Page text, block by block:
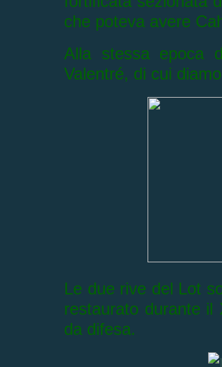
che poteva avere
Alla stessa epoca
Valentré, di cui
Le due rive del Lot
restaurato durante il
da difesa.